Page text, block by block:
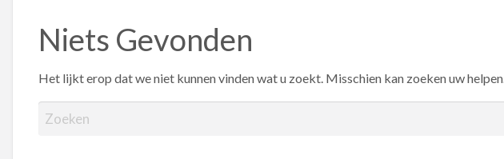
Niets Gevonden
Het lijkt erop dat we niet kunnen vinden wat u zoekt. Misschien kan zoeken uw helpen.